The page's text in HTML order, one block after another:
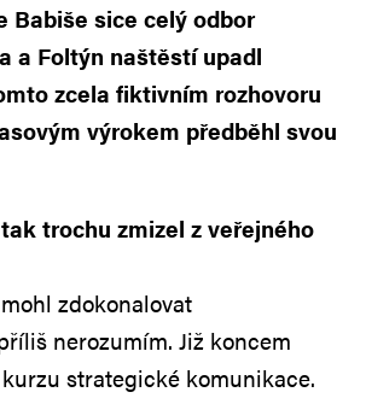
Babiše sice celý odbor
a Foltýn naštěstí upadl
zcela fiktivním rozhovoru
výrokem předběhl svou
trochu zmizel z veřejného
zdokonalovat
nerozumím. Již koncem
strategické komunikace.